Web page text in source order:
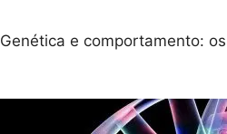
Genética e comportamento: